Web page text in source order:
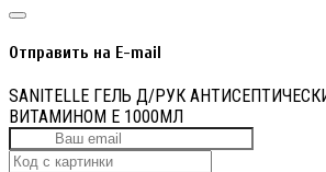
Отправить на E-mail
SANITELLE ГЕЛЬ Д/РУК
ВИТАМИНОМ Е 1000МЛ